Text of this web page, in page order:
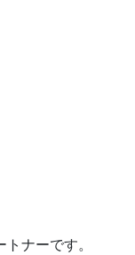
ナーです。